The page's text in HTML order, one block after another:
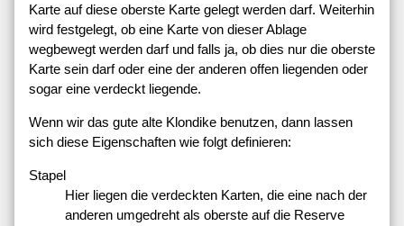
Karte auf diese oberste Karte gelegt werden darf. Weiterhin
wird festgelegt, ob eine Karte von dieser Ablage
wegbewegt werden darf und falls ja, ob dies nur die oberste
Karte sein darf oder eine der anderen offen liegenden oder
sogar eine verdeckt liegende.
Wenn wir das gute alte Klondike benutzen, dann lassen
sich diese Eigenschaften wie folgt definieren:
Stapel
Hier liegen die verdeckten Karten, die eine nach der
anderen umgedreht als oberste auf die Reserve